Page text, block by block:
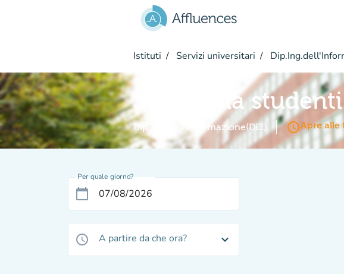
Istituti Servizi universitari
Segreteria studenti
Dip.Ing.dell'Informazione(DEI) access_timeApre alle
Per quale giorno?
calendar_today
access_time A partire da che ora? expand_more